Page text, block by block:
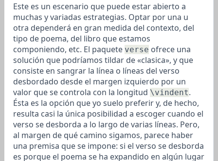
Este es un escenario que puede estar abierto a
muchas y variadas estrategias. Optar por una u
otra dependerá en gran medida del contexto, del
tipo de poema, del libro que estamos
componiendo, etc. El paquete verse ofrece una
solución que podríamos tildar de «clasica», y que
consiste en sangrar la línea o líneas del verso
desbordado desde el margen izquierdo por un
valor que se controla con la longitud \vindent.
Ésta es la opción que yo suelo preferir y, de hecho,
resulta casi la única posibilidad a escoger cuando el
verso se desborda a lo largo de varias líneas. Pero,
al margen de qué camino sigamos, parece haber
una premisa que se impone: si el verso se desborda
es porque el poema se ha expandido en algún lugar